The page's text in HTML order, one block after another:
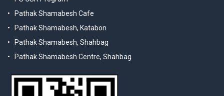
Pathak Shamabesh Cafe
Pathak Shamabesh, Katabon
Pathak Shamabesh, Shahbag
Pathak Shamabesh Centre, Shahbag